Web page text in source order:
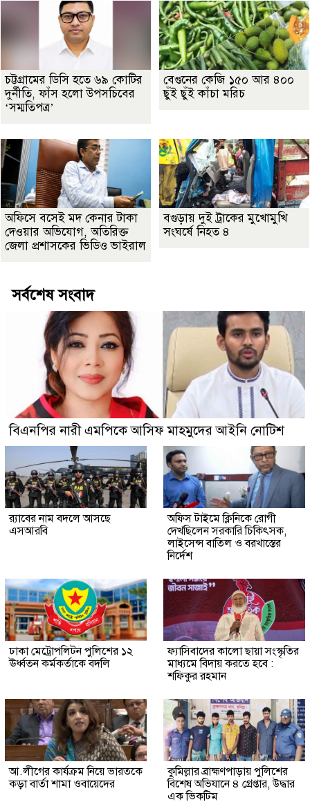
চট্টগ্রামের ডিসি হতে ৬৯ কোটির
দুর্নীতি, ফাঁস হলো উপসচিবের
‘সম্মতিপত্র’
বেগুনের কেজি ১৫০ আর ৪০০
ছুঁই ছুঁই কাঁচা মরিচ
অফিসে বসেই মদ কেনার টাকা
দেওয়ার অভিযোগ, অতিরিক্ত
জেলা প্রশাসকের ভিডিও ভাইরাল
বগুড়ায় দুই ট্রাকের মুখোমুখি
সংঘর্ষে নিহত ৪
সর্বশেষ সংবাদ
বিএনপির নারী এমপিকে আসিফ মাহমুদের আইনি নোটিশ
র‍্যাবের নাম বদলে আসছে
এসআরবি
অফিস টাইমে ক্লিনিকে রোগী
দেখছিলেন সরকারি চিকিৎসক,
লাইসেন্স বাতিল ও বরখাস্তের
নির্দেশ
ঢাকা মেট্রোপলিটন পুলিশের ১২
ঊর্ধ্বতন কর্মকর্তাকে বদলি
ফ্যাসিবাদের কালো ছায়া সংস্কৃতির
মাধ্যমে বিদায় করতে হবে :
শফিকুর রহমান
আ.লীগের কার্যক্রম নিয়ে ভারতকে
কড়া বার্তা শামা ওবায়েদের
কুমিল্লার ব্রাহ্মণপাড়ায় পুলিশের
বিশেষ অভিযানে ৪ গ্রেপ্তার, উদ্ধার
এক ভিকটিম